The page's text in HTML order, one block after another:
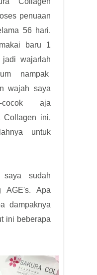
penuaan
56 hari.
baru 1
wajarlah
nampak
wajah saya
cocok aja
Collagen ini,
untuk
sudah
AGE's. Apa
dampaknya
ini beberapa